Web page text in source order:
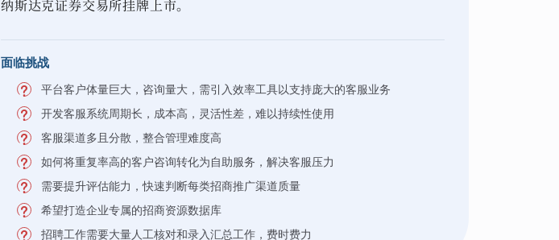
纳斯达克证券交易所挂牌上市。
面临挑战
平台客户体量巨大，咨询量大，需引入效率工具以支持庞大的客服业务
开发客服系统周期长，成本高，灵活性差，难以持续性使用
客服渠道多且分散，整合管理难度高
如何将重复率高的客户咨询转化为自助服务，解决客服压力
需要提升评估能力，快速判断每类招商推广渠道质量
希望打造企业专属的招商资源数据库
招聘工作需要大量人工核对和录入汇总工作，费时费力